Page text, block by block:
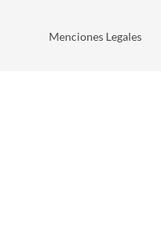
Menciones Legales